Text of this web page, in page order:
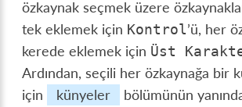
özkaynak seçmek üzere
tek eklemek için Kontrol’ü, her
kerede eklemek için Üst
Ardından, seçili her özkaynağa bir
için
künyeler
bölümünün